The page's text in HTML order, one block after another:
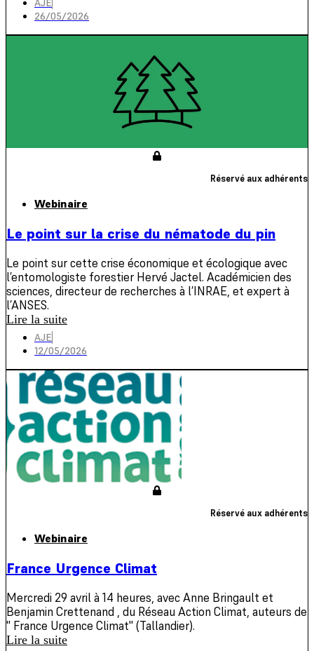
AJE
26/05/2026
Réservé aux adhérents
Webinaire
Le point sur la crise du nématode du pin
Le point sur cette crise économique et écologique avec
l’entomologiste forestier Hervé Jactel. Académicien des
sciences, directeur de recherches à l’INRAE, et expert à
l’ANSES.
Lire la suite
AJE
12/05/2026
Réservé aux adhérents
Webinaire
France Urgence Climat
Mercredi 29 avril à 14 heures, avec Anne Bringault et
Benjamin Crettenand , du Réseau Action Climat, auteurs de
" France Urgence Climat" (Tallandier).
Lire la suite